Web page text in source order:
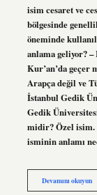
isim cesaret ve
bölgesinde
öneminde
anlama geliyor?
Kur’an’da geçer
Arapça değil ve
İstanbul Gedik
Gedik
midir? Özel isim.
isminin anlamı
Devamını okuyunEfe